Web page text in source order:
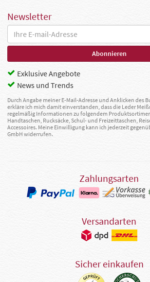
Newsletter
Exklusive Angebote
News und Trends
Durch Angabe meiner E-Mail-Adresse und Anklicken des
erkläre ich mich damit einverstanden, dass die Leder
regelmäßig Informationen zu folgendem
Handtaschen, Rucksäcke, Schul- und Freizeittaschen,
Accessoires. Meine Einwilligung kann ich jederzeit
GmbH widerrufen.
Zahlungsarten
Versandarten
Sicher einkaufen